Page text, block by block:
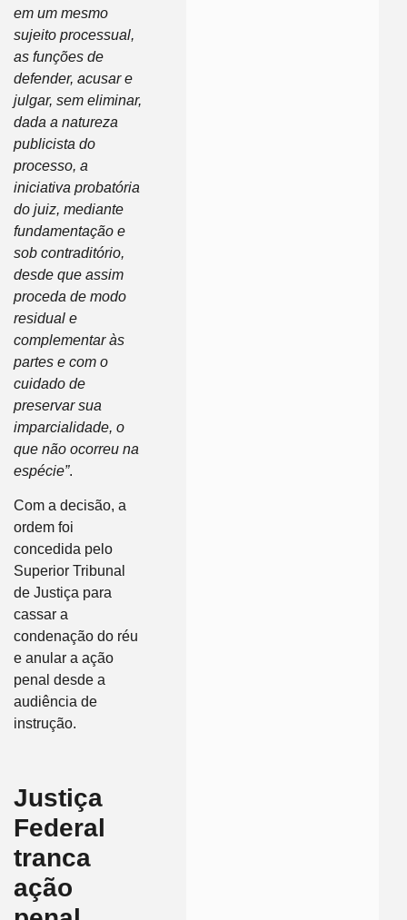
em um mesmo
sujeito processual,
as funções de
defender, acusar e
julgar, sem eliminar,
dada a natureza
publicista do
processo, a
iniciativa probatória
do juiz, mediante
fundamentação e
sob contraditório,
desde que assim
proceda de modo
residual e
complementar às
partes e com o
cuidado de
preservar sua
imparcialidade, o
que não ocorreu na
espécie”.
Com a decisão, a
ordem foi
concedida pelo
Superior Tribunal
de Justiça para
cassar a
condenação do réu
e anular a ação
penal desde a
audiência de
instrução.
Justiça
Federal
tranca
ação